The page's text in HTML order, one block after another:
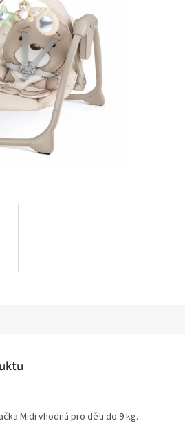
Midi vhodná pro děti do 9 kg.